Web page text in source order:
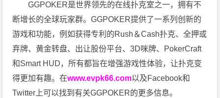
GGPOKER是世界领先的在线扑克室之一，拥有不
断增长的全球玩家群。GGPOKER提供了一系列创新的
游戏和功能，例如获得专利的Rush＆Cash扑克、全押或
弃牌、黄金转盘、出让股份平台、3D咪牌、PokerCraft
和Smart HUD，所有都旨在增强游戏性体验，让扑克变
得更加有趣。在www.evpk66.com以及Facebook和
Twitter上可以找到有关GGPOKER的更多信息。